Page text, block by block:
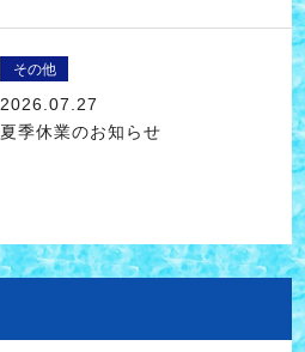
その他
2026.07.27
夏季休業のお知らせ